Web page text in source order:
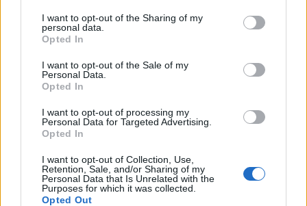
not limited to your visit or usage behaviour. You may click to
grant or deny consent to Google and its third-party tags to
use your data for below specified purposes in below Google
consent section.
I want to opt-out of the Sharing of my
personal data.
Opted In
I want to opt-out of the Sale of my
Personal Data.
Opted In
I want to opt-out of processing my
Personal Data for Targeted Advertising.
Opted In
I want to opt-out of Collection, Use,
Retention, Sale, and/or Sharing of my
Personal Data that Is Unrelated with the
Purposes for which it was collected.
Opted Out
Ολυμπιακοί Αγώνες: Ελλαδάρα για χρυσό
(ΒΙΝΤΕΟ)
Η Εθνική ομάδα πόλο των ανδρών ξέρανε
για δεύτερη φορά τους Ούγγρους (9-6),
κατέκτησε ήδη το πρώτο της μετάλλιο σε
Ολυμπιακούς Αγώνες και πάει για το χρυσό
την Κυριακή